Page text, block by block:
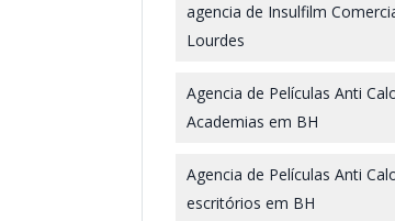
agencia de Insulfilm
Lourdes
Agencia de Películas Anti
Academias em BH
Agencia de Películas Anti
escritórios em BH